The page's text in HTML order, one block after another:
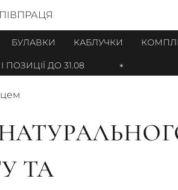
БУЛАВКИ КАБЛУЧКИ
ДО 31.08
ТА